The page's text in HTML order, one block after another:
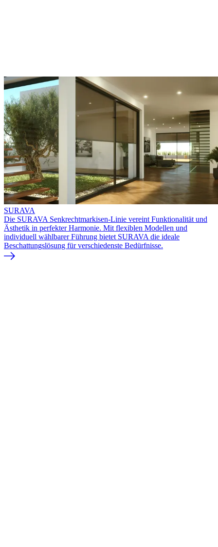
SURAVA
Die SURAVA Senkrechtmarkisen-Linie vereint Funktionalität und
Ästhetik in perfekter Harmonie. Mit flexiblen Modellen und
individuell wählbarer Führung bietet SURAVA die ideale
Beschattungslösung für verschiedenste Bedürfnisse.